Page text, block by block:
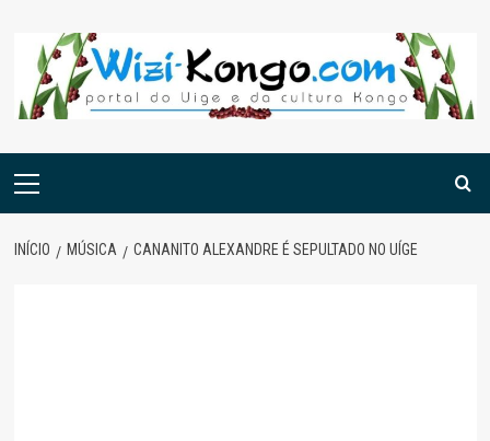
content
Menu
INÍCIO MÚSICA CANANITO ALEXANDRE É SEPULTADO NO UÍGE